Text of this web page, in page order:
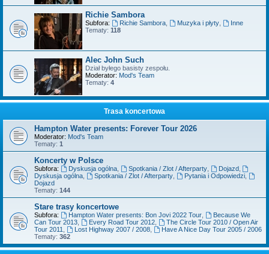
Richie Sambora
Subfora: Richie Sambora, Muzyka i płyty,
Inne
Tematy: 118
Alec John Such
Dział byłego basisty zespołu.
Moderator: Mod's Team
Tematy: 4
Trasa koncertowa
Hampton Water presents: Forever Tour 2026
Moderator: Mod's Team
Tematy: 1
Koncerty w Polsce
Subfora: Dyskusja ogólna, Spotkania / Zlot / Afterparty, Dojazd,
Dyskusja ogólna
Spotkania / Zlot / Afterparty, Pytania i Odpowiedzi,
Dojazd
Tematy: 144
Stare trasy koncertowe
Subfora: Hampton Water presents: Bon Jovi 2022 Tour,
Because We
Can Tour 2013
Every Road Tour 2012,
The Circle Tour 2010 / Open Air
Tour 2011
Lost Highway 2007 / 2008,
Have A Nice Day Tour 2005 / 2006
Tematy: 362